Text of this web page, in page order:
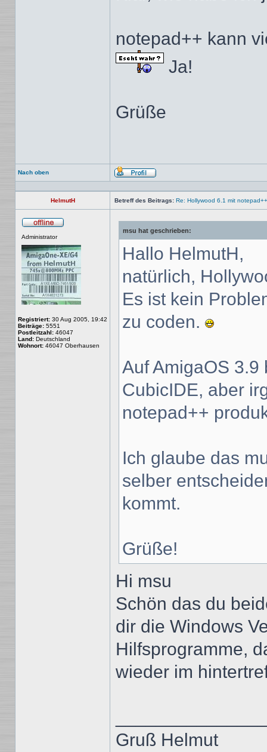
notepad++ kann
Ja!
Grüße
Nach oben
Profil
HelmutH Betreff des Beitrags: Re: Hollywood 6.1 mit notepad++
Administrator
Registriert: 30 Aug 2005, 19:42
Beiträge: 5551
Postleitzahl: 46047
Land: Deutschland
Wohnort: 46047 Oberhausen
msu hat geschrieben:
Hallo HelmutH,
natürlich,
Es ist kein
zu coden.
Auf AmigaOS
CubicIDE, aber
notepad++
Ich glaube das
selber
kommt.
Grüße!
Hi msu
Schön das du
dir die Windows
Hilfsprogramme,
wieder im
Gruß Helmut